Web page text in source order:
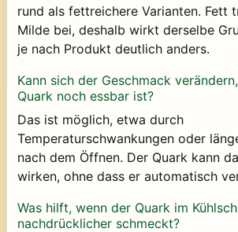
rund als fettreichere Varianten. Fett
Milde bei, deshalb wirkt derselbe
je nach Produkt deutlich anders.
Kann sich der Geschmack
Quark noch essbar ist?
Das ist möglich, etwa durch
Temperaturschwankungen oder
nach dem Öffnen. Der Quark kann
wirken, ohne dass er automatisch
Was hilft, wenn der Quark im
nachdrücklicher schmeckt?